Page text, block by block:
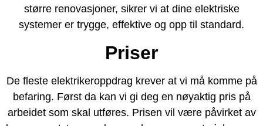
større renovasjoner, sikrer vi at dine elektriske
systemer er trygge, effektive og opp til standard.
Priser
De fleste elektrikeroppdrag krever at vi må komme på
befaring. Først da kan vi gi deg en nøyaktig pris på
arbeidet som skal utføres. Prisen vil være påvirket av